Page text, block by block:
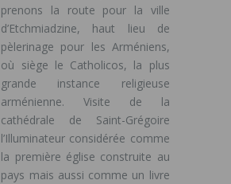
prenons la route pour la ville
d’Etchmiadzine, haut lieu de
pèlerinage pour les Arméniens,
où siège le Catholicos, la plus
grande instance religieuse
arménienne. Visite de la
cathédrale de Saint-Grégoire
l’Illuminateur considérée comme
la première église construite au
pays mais aussi comme un livre